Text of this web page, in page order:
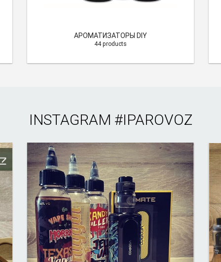
АРОМАТИЗАТОРЫ DIY
44 products
INSTAGRAM #IPAROVOZ